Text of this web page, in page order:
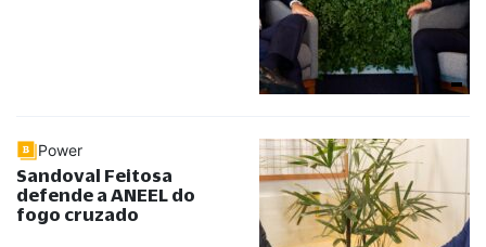
Power
Sandoval Feitosa
defende a ANEEL do
fogo cruzado